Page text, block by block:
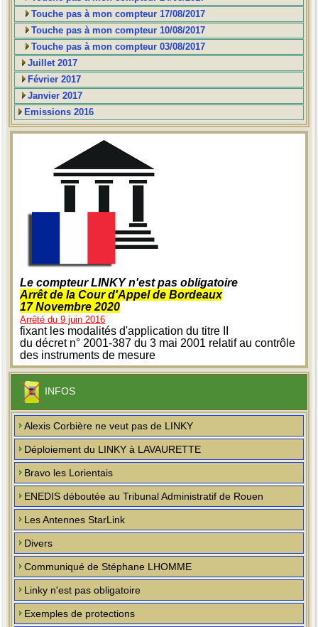
Touche pas à mon compteur 17/08/2017
Touche pas à mon compteur 10/08/2017
Touche pas à mon compteur 03/08/2017
Juillet 2017
Février 2017
Janvier 2017
Emissions 2016
Le compteur LINKY n'est pas obligatoire
Arrêt de la Cour d'Appel de Bordeaux
17 Novembre 2020
Arrêté du 9 juin 2016
fixant les modalités d'application du titre II
du décret n° 2001-387 du 3 mai 2001 relatif au contrôle
des instruments de mesure
INFOS
Alexis Corbière ne veut pas de LINKY
Déploiement du LINKY à LAVAURETTE
Bravo les Lorientais
ENEDIS déboutée au Tribunal Administratif de Rouen
Les Antennes StarLink
Divers
Communiqué de Stéphane LHOMME
Linky n'est pas obligatoire
Exemples de protections